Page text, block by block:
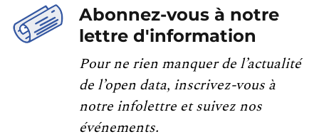
Abonnez-vous à notre
lettre d'information
Pour ne rien manquer de l’actualité
de l’open data, inscrivez-vous à
notre infolettre et suivez nos
événements.